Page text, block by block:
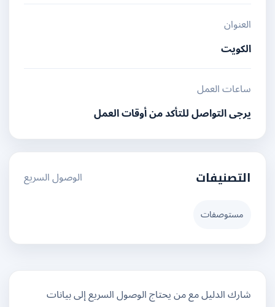
العنوان
الكويت
ساعات العمل
يرجى التواصل للتأكد من أوقات العمل
التصنيفات الوصول السريع
مستوصفات
شارك الدليل مع من يحتاج الوصول السريع إلى بيانات